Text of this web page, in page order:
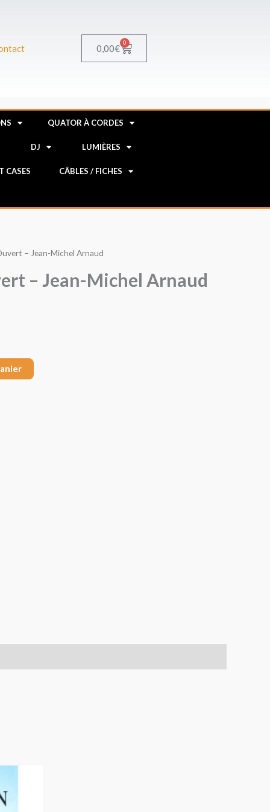
0,00€
0
Panier
QUATOR À CORDES
DJ LUMIÈRES
CASES CÂBLES / FICHES
– Jean-Michel Arnaud
– Jean-Michel Arnaud